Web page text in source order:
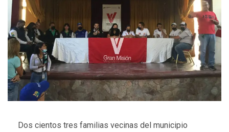
Dos cientos tres familias vecinas del municipio